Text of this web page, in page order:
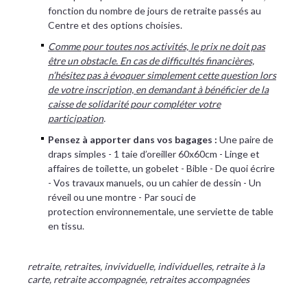
fonction du nombre de jours de retraite passés au
Centre et des options choisies.
Comme pour toutes nos activités, le prix ne doit pas
être un obstacle. En cas de difficultés financières,
n’hésitez pas à évoquer simplement cette question lors
de votre inscription, en demandant à bénéficier de la
caisse de solidarité pour compléter votre
participation.
Pensez à apporter dans vos bagages : Une paire de
draps simples - 1 taie d’oreiller 60x60cm - Linge et
affaires de toilette, un gobelet - Bible - De quoi écrire
- Vos travaux manuels, ou un cahier de dessin - Un
réveil ou une montre - Par souci de
protection environnementale, une serviette de table
en tissu.
retraite, retraites, invividuelle, individuelles, retraite à la
carte, retraite accompagnée, retraites accompagnées